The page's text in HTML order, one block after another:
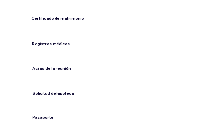
Certificado de matrimonio
Registros médicos
Actas de la reunión
Solicitud de hipoteca
Pasaporte